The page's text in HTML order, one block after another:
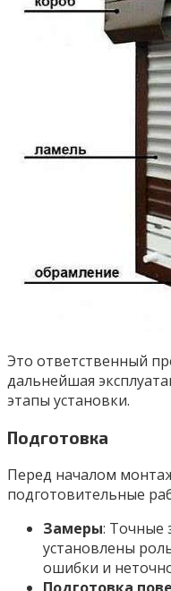
Это ответственный
дальнейшая
этапы установки.
Подготовка
Перед началом
подготовительные
Замеры: Точные
установлены
ошибки и